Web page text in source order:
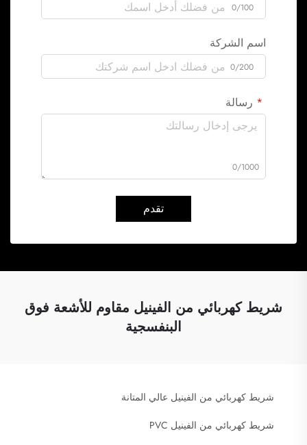
0/100
اسم الشركة
0/200
رسالة
0/1000
تقدم
شريط كهربائي من الفينيل مقاوم للأشعة فوق
البنفسجية
شريط كهربائي من الفينيل عالي المتانة
شريط كهربائي من الفينيل PVC